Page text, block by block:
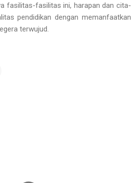
fasilitas-fasilitas ini, harapan dan cita-
pendidikan dengan memanfaatkan
terwujud.